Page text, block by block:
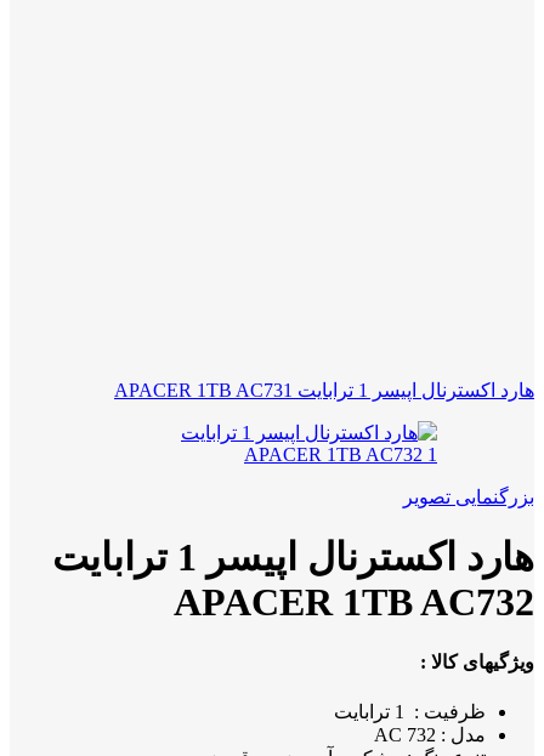
هارد اکسترنال اپیسر 1 ترابایت APACER 1TB AC731
بزرگنمایی تصویر
هارد اکسترنال اپیسر 1 ترابایت
APACER 1TB AC732
ویژگیهای کالا :
ظرفیت : 1 ترابایت
مدل : AC 732